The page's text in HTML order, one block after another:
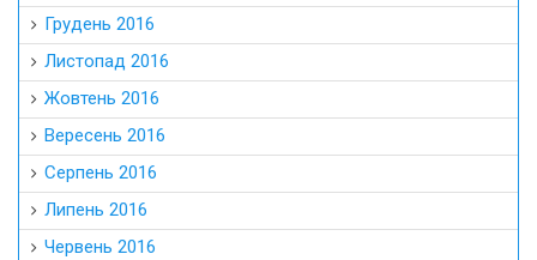
Грудень 2016
Листопад 2016
Жовтень 2016
Вересень 2016
Серпень 2016
Липень 2016
Червень 2016